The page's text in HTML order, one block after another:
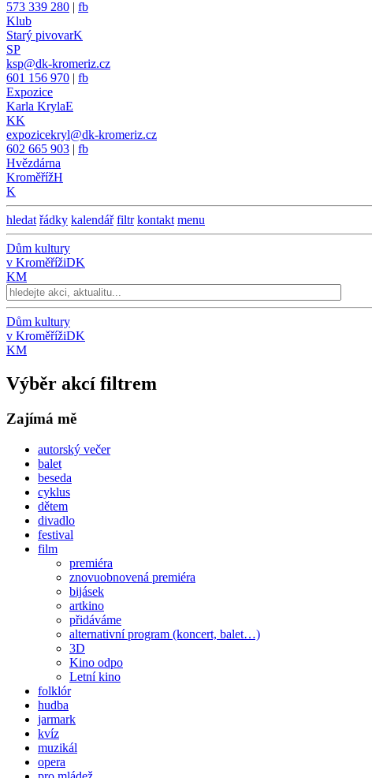
573 339 280 | fb
Klub
Starý pivovarK
SP
ksp@dk-kromeriz.cz
601 156 970 | fb
Expozice
Karla KrylaE
KK
expozicekryl@dk-kromeriz.cz
602 665 903 | fb
Hvězdárna
KroměřížH
K
hledat řádky kalendář filtr kontakt menu
Dům kultury
v KroměřížiDK
KM
Dům kultury
v KroměřížiDK
KM
Výběr akcí filtrem
Zajímá mě
autorský večer
balet
beseda
cyklus
dětem
divadlo
festival
film
premiéra
znovuobnovená premiéra
bijásek
artkino
přidáváme
alternativní program (koncert, balet…)
3D
Kino odpo
Letní kino
folklór
hudba
jarmark
kvíz
muzikál
opera